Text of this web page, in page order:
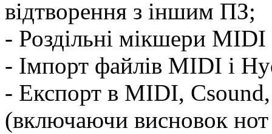
відтворення з іншим ПЗ;
- Роздільні мікшери MIDI
- Імпорт файлів MIDI і
- Експорт в MIDI,
(включаючи висновок